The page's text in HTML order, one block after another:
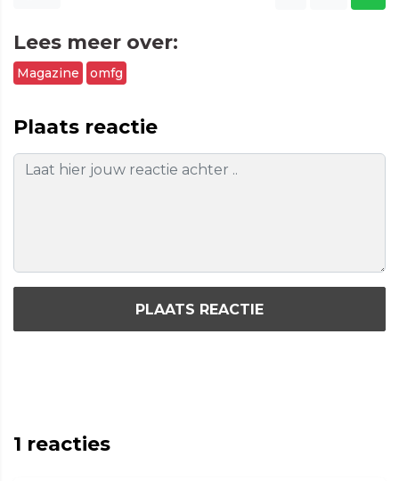
Lees meer over:
Magazine omfg
Plaats reactie
PLAATS REACTIE
1 reacties